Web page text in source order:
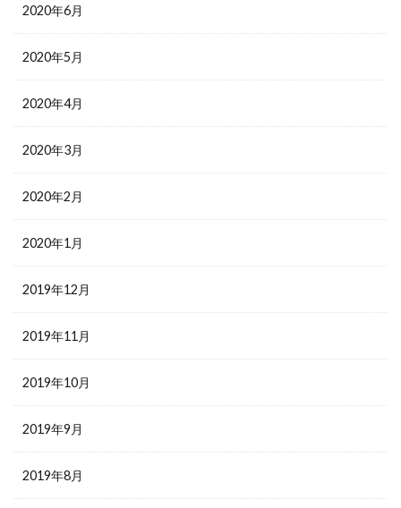
2020年6月
2020年5月
2020年4月
2020年3月
2020年2月
2020年1月
2019年12月
2019年11月
2019年10月
2019年9月
2019年8月